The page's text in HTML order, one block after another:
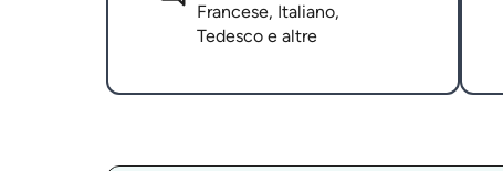
Francese, Italiano,
Tedesco e altre